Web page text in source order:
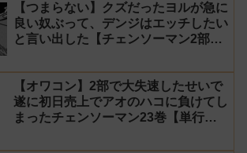
【つまらない】クズだったヨルが急に
良い奴ぶって、デンジはエッチしたい
と言い出した【チェンソーマン2部
【オワコン】2部で大失速したせいで
遂に初日売上でアオのハコに負けてし
まったチェンソーマン23巻【単行